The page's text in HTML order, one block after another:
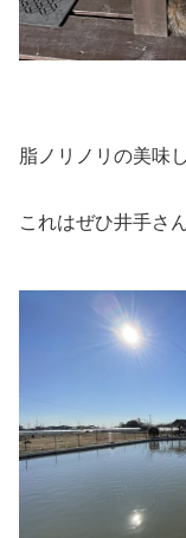
脂ノリノリの美味
これはぜひ井手さ